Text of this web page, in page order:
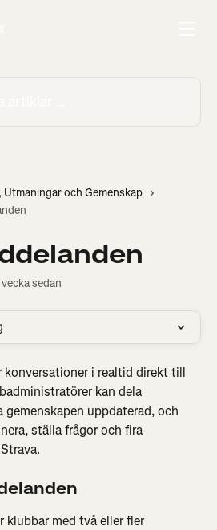
Utmaningar och Gemenskap
sedan
konversationer i realtid direkt till
kan dela
gemenskapen uppdaterad, och
ställa frågor och fira
klubbar med två eller fler